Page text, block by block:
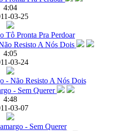
4:04
03-25
Tô Pronta Pra Perdoar
4:05
03-24
- Não Resisto A Nós Dois
4:48
03-07
- Sem Querer